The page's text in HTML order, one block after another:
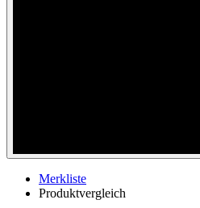
Merkliste
Produktvergleich